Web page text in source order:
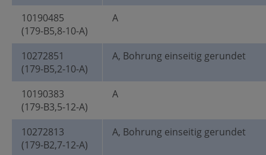
10190485
(179-B5,8-10-A)
A
10272851
(179-B5,2-10-A)
A, Bohrung einseitig gerundet
10190383
(179-B3,5-12-A)
A
10272813
(179-B2,7-12-A)
A, Bohrung einseitig gerundet